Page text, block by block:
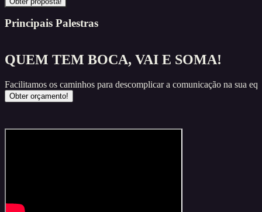
Principais Palestras
QUEM TEM BOCA, VAI E SOMA!
Facilitamos os caminhos para descomplicar a comunicação na sua
Obter orçamento!